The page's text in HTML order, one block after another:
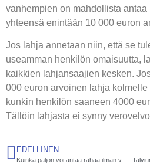
vanhempien on mahdollista
yhteensä enintään 10 000 euron
Jos lahja annetaan niin, että se
useamman henkilön omaisuutta,
kaikkien lahjansaajien kesken.
000 euron arvoinen lahja
kunkin henkilön saaneen 4000
Tällöin lahjasta ei synny
EDELLINEN